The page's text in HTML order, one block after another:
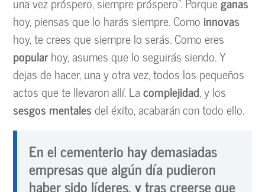
hoy, piensas que lo harás siempre. Como innovas
hoy, te crees que siempre lo serás. Como eres
popularhoy, asumes que lo seguirás siendo. Y
dejas de hacer, una y otra vez, todos los pequeños
actos que te llevaron allí. Lacomplejidad, y los
sesgos mentalesdel éxito, acabarán con todo ello.
En el cementerio hay demasiadas
empresas que algún día pudieron
haber sido líderes, y tras creerse que